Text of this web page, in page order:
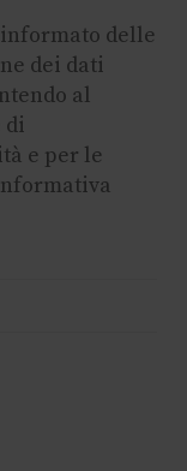
delle
dei dati
al
di
e per le